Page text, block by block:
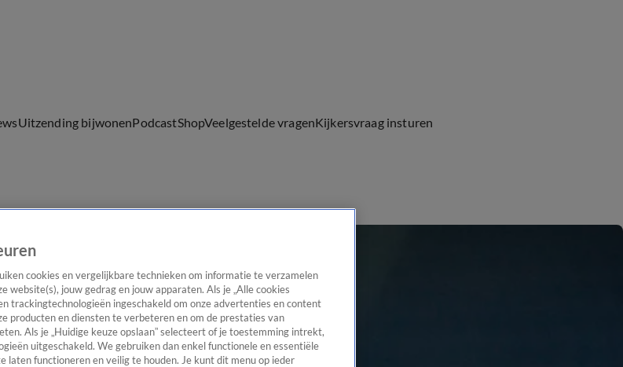
Uitzending bijwonenPodcastShopVeelgestelde vragenKijkersvraag insturen
cookies en vergelijkbare technieken om informatie te verzamelen
website(s), jouw gedrag en jouw apparaten. Als je „Alle cookies
trackingtechnologieën ingeschakeld om onze advertenties en content
producten en diensten te verbeteren en om de prestaties van
Als je „Huidige keuze opslaan” selecteert of je toestemming intrekt,
uitgeschakeld. We gebruiken dan enkel functionele en essentiële
laten functioneren en veilig te houden. Je kunt dit menu op ieder